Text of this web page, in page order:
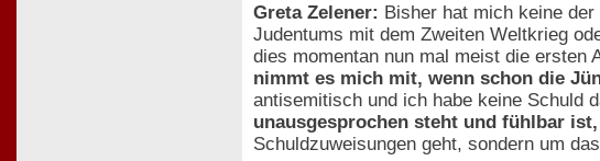
Greta Zelener: Bisher hat mich keine
Judentums mit dem Zweiten Weltkrieg
dies momentan nun mal meist die ersten
nimmt es mich mit, wenn schon die
antisemitisch und ich habe keine Schuld
unausgesprochen steht und fühlbar
Schuldzuweisungen geht, sondern um